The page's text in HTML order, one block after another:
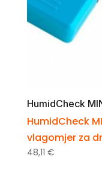
HumidCheck
HumidCheck
vlagomjer za
48,11 €